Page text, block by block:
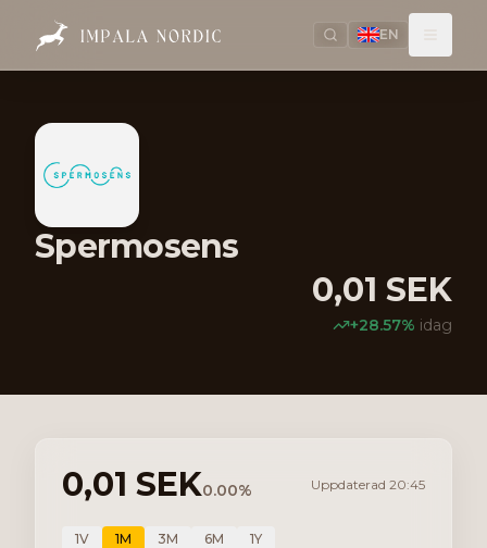
EN
Spermosens
0,01 SEK
+28.57% idag
0,01 SEK0.00% Uppdaterad 20:45
1V 1M 3M 6M 1Y